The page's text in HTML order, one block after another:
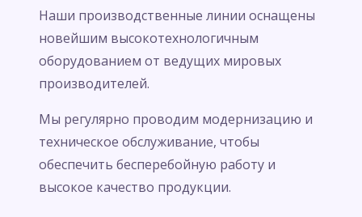
Наши производственные линии оснащены
новейшим высокотехнологичным
оборудованием от ведущих мировых
производителей.
Мы регулярно проводим модернизацию и
техническое обслуживание, чтобы
обеспечить бесперебойную работу и
высокое качество продукции.